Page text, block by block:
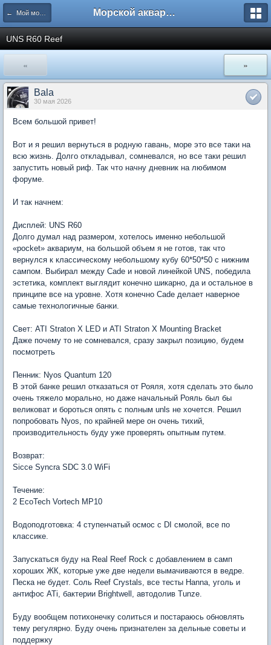
← Мой морской аквариум Морской аквариум. Форумы ReefCentral.ru
UNS R60 Reef
« »
Bala
30 мая 2026
Всем большой привет!
Вот и я решил вернуться в родную гавань, море это все таки на
всю жизнь. Долго откладывал, сомневался, но все таки решил
запустить новый риф. Так что начну дневник на любимом
форуме.
И так начнем:
Дисплей: UNS R60
Долго думал над размером, хотелось именно небольшой
«pocket» аквариум, на большой объем я не готов, так что
вернулся к классическому небольшому кубу 60*50*50 с нижним
сампом. Выбирал между Cade и новой линейкой UNS, победила
эстетика, комплект выглядит конечно шикарно, да и остальное в
принципе все на уровне. Хотя конечно Cade делает наверное
самые технологичные банки.
Свет: ATI Straton X LED и ATI Straton X Mounting Bracket
Даже почему то не сомневался, сразу закрыл позицию, будем
посмотреть
Пенник: Nyos Quantum 120
В этой банке решил отказаться от Рояля, хотя сделать это было
очень тяжело морально, но даже начальный Рояль был бы
великоват и бороться опять с полным unls не хочется. Решил
попробовать Nyos, по крайней мере он очень тихий,
производительность буду уже проверять опытным путем.
Возврат:
Sicce Syncra SDC 3.0 WiFi
Течение:
2 EcoTech Vortech MP10
Водоподготовка: 4 ступенчатый осмос с DI смолой, все по
классике.
Запускаться буду на Real Reef Rock с добавлением в самп
хороших ЖК, которые уже две недели вымачиваются в ведре.
Песка не будет. Соль Reef Crystals, все тесты Hanna, уголь и
антифос ATi, бактерии Brightwell, автодолив Tunze.
Буду вообщем потихонечку солиться и постараюсь обновлять
тему регулярно. Буду очень признателен за дельные советы и
поддержку